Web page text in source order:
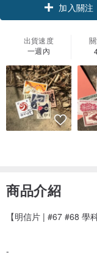
加入關注
出貨速度
一週內
商品介紹
【明信片 | #67 #68 學
-